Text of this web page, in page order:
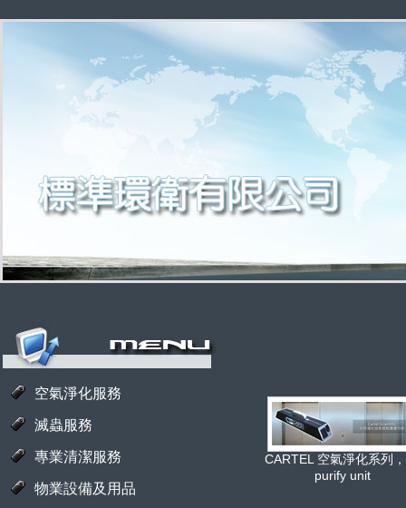
空氣淨化服務
滅蟲服務
專業清潔服務
物業設備及用品
CARTEL 空氣淨化系列
purify unit